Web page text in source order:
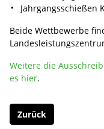
Jahrgangsschießen
Beide Wettbewerbe
Weitere die
es hier.
Zurück